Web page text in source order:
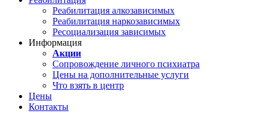
Реабилитация алкозависимых
Реабилитация наркозависимых
Ресоциализация зависимых
Информация
Акции
Сопровождение личного психиатра
Цены на дополнительные услуги
Что взять в центр
Цены
Контакты